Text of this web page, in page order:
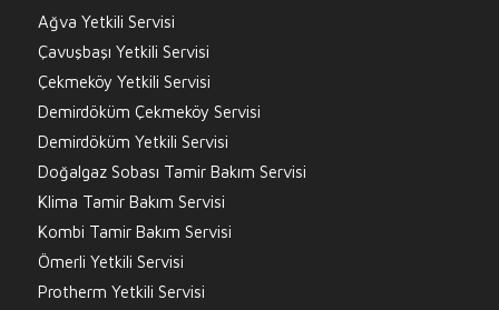
Ağva Yetkili Servisi
Çavuşbaşı Yetkili Servisi
Çekmeköy Yetkili Servisi
Demirdöküm Çekmeköy Servisi
Demirdöküm Yetkili Servisi
Doğalgaz Sobası Tamir Bakım Servisi
Klima Tamir Bakım Servisi
Kombi Tamir Bakım Servisi
Ömerli Yetkili Servisi
Protherm Yetkili Servisi